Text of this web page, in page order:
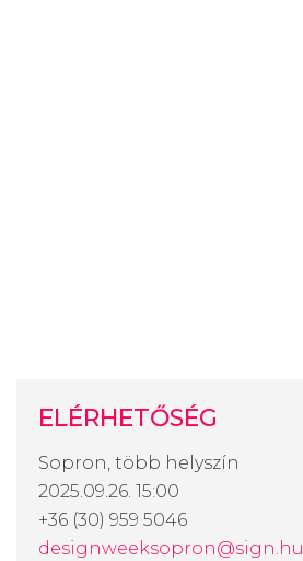
ELÉRHETŐSÉG
Sopron, több helyszín
2025.09.26. 15:00
+36 (30) 959 5046
designweeksopron@sign.hu